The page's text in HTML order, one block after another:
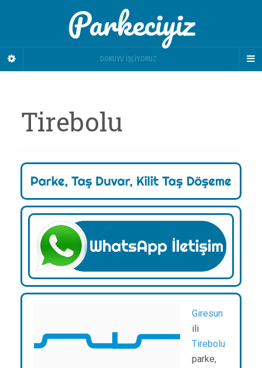
Parkeciyiz
DOKUYU İŞLIYORUZ...
Tirebolu
Giresun
ili
Tirebolu
parke,